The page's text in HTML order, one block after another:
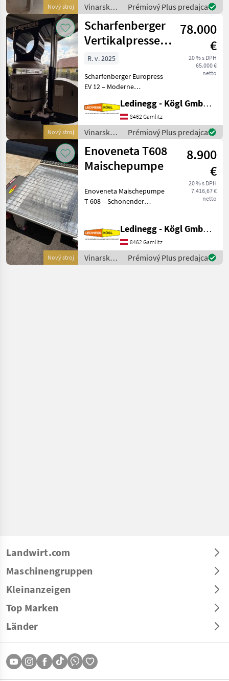
Nový stroj
Vorführmaschine
Beschreibung:
Vinarské
stroje /
Scharfenberger
Prémiový Plus predajca
Nový stroj
Scharfenberger
Vertikalpresse
EV 12
78.000
€
20 % s DPH
65.000 €
netto
R. v. 2025
Scharfenberger Europress
EV 12 – Moderne
für hochwertige
Weinverarbeitung
Beschreibung: Die
Scharfenberger Europress
EV 12 ist eine h
Ledinegg - Kögl GmbH - Obst- und Weinbautechnik
8462 Gamlitz
Vinarské
stroje /
Scharfenberger
Prémiový Plus predajca
Nový stroj
Enoveneta T608
Maischepumpe
8.900
€
20 % s DPH
7.416,67 €
netto
Enoveneta Maischepumpe
T 608 – Schonender
Technologie, Baujahr 2026
Beschreibung: Die
Enoveneta Maischepumpe
T 608 aus dem
Ledinegg - Kögl GmbH - Obst- und Weinbautechnik
8462 Gamlitz
Vinarské
stroje /
Prémiový Plus predajca
Landwirt.com
Maschinengruppen
Kleinanzeigen
Top Marken
Länder